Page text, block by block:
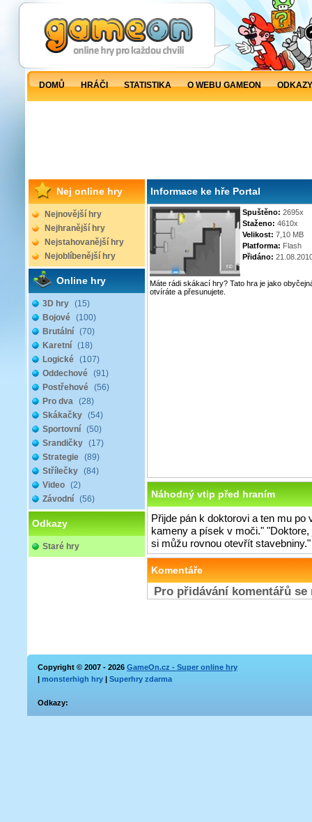
DOMŮ HRÁČI STATISTIKA O WEBU GAMEON
Nej online hry
Nejnovější hry
Nejhranější hry
Nejstahovanější hry
Nejoblíbenější hry
Online hry
3D hry (15)
Bojové (100)
Brutální (70)
Karetní (18)
Logické (107)
Oddechové (91)
Postřehové (56)
Pro dva (28)
Skákačky (54)
Sportovní (50)
Srandičky (17)
Strategie (89)
Střílečky (84)
Video (2)
Závodní (56)
Odkazy
Staré hry
Informace ke hře Portal
Spuštěno: 2695x
Staženo: 4610x
Velikost: 7,10 MB
Platforma: Flash
Přidáno:
Máte rádi skákací hry? Tato hra je jako
otvíráte a přesunujete.
Náhodný vtip před hraním
Přijde pán k doktorovi a ten mu
kameny a písek v moči."
si můžu rovnou otevřít stavebniny."
Komentáře
Pro přidávání komentářů
Copyright © 2007 - 2026 GameOn.cz - Super online hry
| monsterhigh hry | Superhry zdarma
Odkazy: